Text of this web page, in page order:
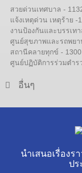
สวยด่วนเทศบาล -
แจ้งเหตุด่วน เหตุร้าย -
งานป้องกันและบรรเท
ศูนย์สุขภาพและรถพยา
สถานีคลายทุกข์ - 1300
ศูนย์ปฏิบัติการร่วมตำร
อื่นๆ
นำเสนอเรื่อง
ป